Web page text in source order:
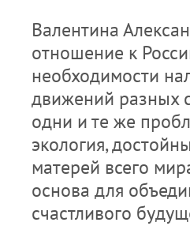
Валентина
отношение к
необходимости
движений разных
одни и те же
экология,
матерей всего
основа для
счастливого